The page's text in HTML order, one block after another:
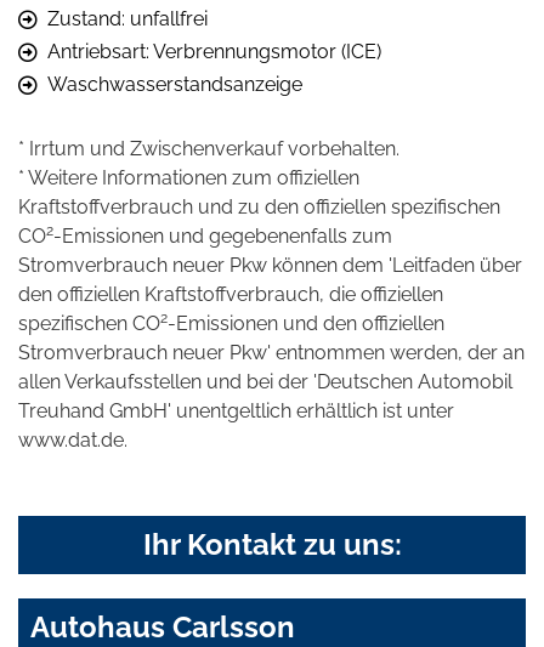
Zustand: unfallfrei
Antriebsart: Verbrennungsmotor (ICE)
Waschwasserstandsanzeige
* Irrtum und Zwischenverkauf vorbehalten.
* Weitere Informationen zum offiziellen
Kraftstoffverbrauch und zu den offiziellen spezifischen
CO2-Emissionen und gegebenenfalls zum
Stromverbrauch neuer Pkw können dem 'Leitfaden über
den offiziellen Kraftstoffverbrauch, die offiziellen
spezifischen CO2-Emissionen und den offiziellen
Stromverbrauch neuer Pkw' entnommen werden, der an
allen Verkaufsstellen und bei der 'Deutschen Automobil
Treuhand GmbH' unentgeltlich erhältlich ist unter
www.dat.de.
Ihr Kontakt zu uns:
Autohaus Carlsson